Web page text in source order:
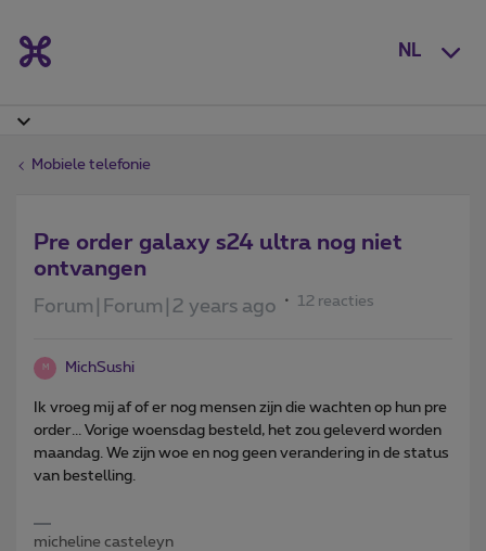
NL
Mobiele telefonie
Pre order galaxy s24 ultra nog niet
ontvangen
Forum|Forum|2 years ago 12 reacties
M MichSushi
Ik vroeg mij af of er nog mensen zijn die wachten op hun pre
order... Vorige woensdag besteld, het zou geleverd worden
maandag. We zijn woe en nog geen verandering in de status
van bestelling.
micheline casteleyn